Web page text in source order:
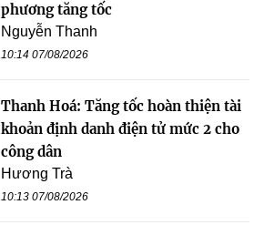
phương tăng tốc
Nguyễn Thanh
10:14 07/08/2026
Thanh Hoá: Tăng tốc hoàn thiện tài
khoản định danh điện tử mức 2 cho
công dân
Hương Trà
10:13 07/08/2026